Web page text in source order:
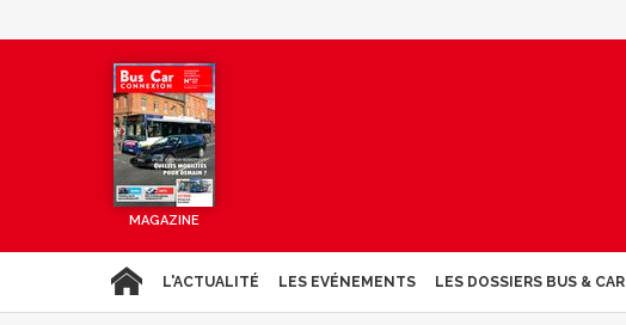
MAGAZINE
L'ACTUALITÉ LES EVÉNEMENTS LES DOSSIERS BUS & CAR